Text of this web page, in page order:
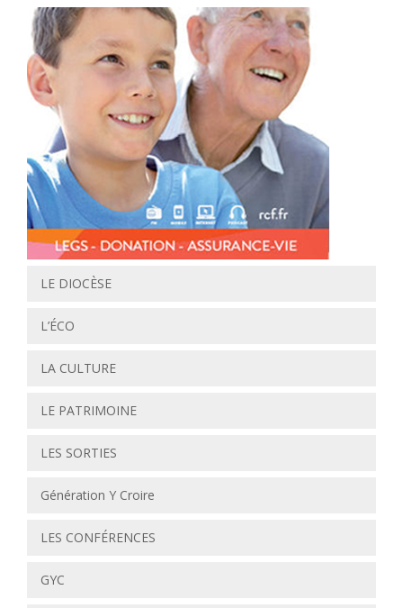
LE DIOCÈSE
L’ÉCO
LA CULTURE
LE PATRIMOINE
LES SORTIES
Génération Y Croire
LES CONFÉRENCES
GYC